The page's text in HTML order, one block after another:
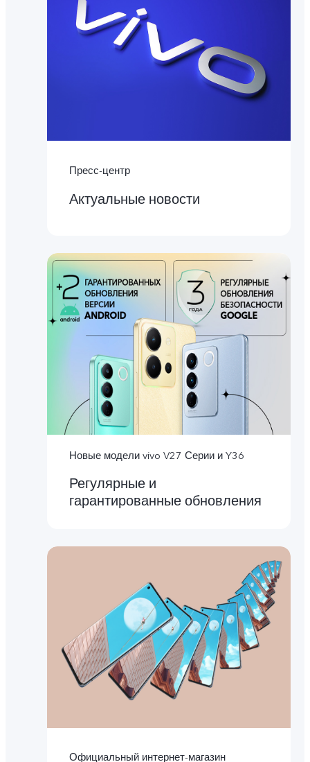
Пресс-центр
Актуальные новости
Новые модели vivo V27 Серии и Y36
Регулярные и
гарантированные обновления
Официальный интернет-магазин